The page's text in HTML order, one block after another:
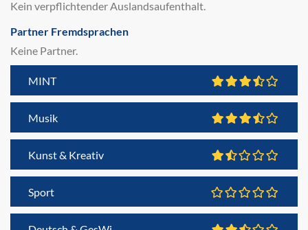
Kein verpflichtender Auslandsaufenthalt.
Partner Fremdsprachen
Keine Partner.
MINT
Musik
Kunst & Kreativ
Sport